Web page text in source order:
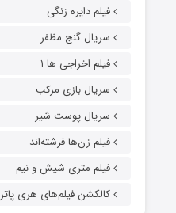
فیلم دایره زنگی
سریال گنج مظفر
فیلم اخراجی ها ۱
سریال بازی مرکب
سریال پوست شیر
فیلم زن‌ها فرشته‌اند
فیلم متری شیش و نیم
کالکشن فیلم‌های هری پاتر